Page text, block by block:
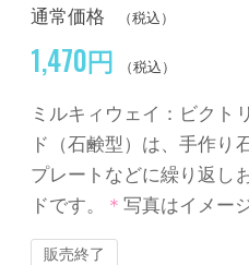
通常価格 （税込）
1,470円 （税込）
ミルキィウェイ：ビクト
ド（石鹸型）は、手作り
プレートなどに繰り返し
ドです。
＊ 写真はイメー
販売終了